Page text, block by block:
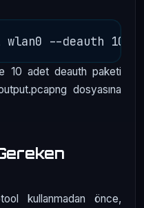
10 adet deauth paketi
dosyasına
kullanmadan önce,